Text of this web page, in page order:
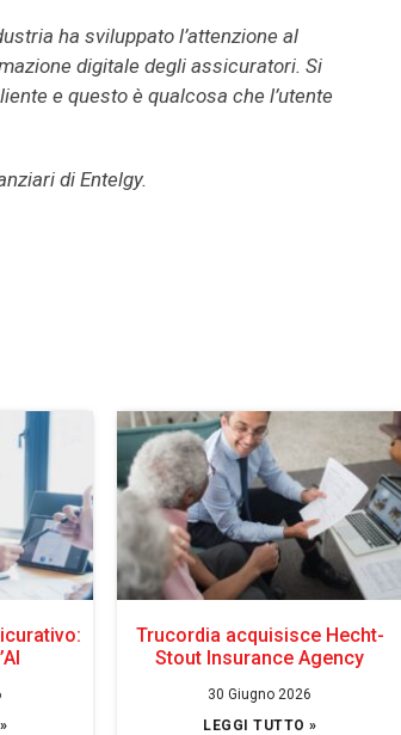
ha sviluppato l’attenzione al
digitale degli assicuratori. Si
e questo è qualcosa che l’utente
di Entelgy.
Trucordia acquisisce Hecht-
Stout Insurance Agency
30 Giugno 2026
LEGGI TUTTO »